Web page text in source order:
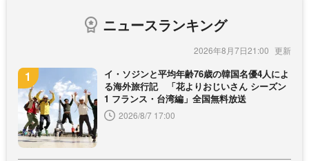
ニュースランキング
2026年8月7日21:00
イ・ソジンと平均年齢76歳の韓国名優4人によ
る海外旅行記 「花よりおじいさん シーズン
1 フランス・台湾編」全国無料放送
2026/8/7 17:00